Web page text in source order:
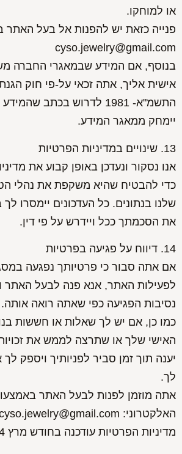
או למוחקו.
פנייה כזאת יש להפנות אל בעל האתר
cyso.jewelry@gmail.com
בנוסף, אם המידע שבמאגרי החברה
אישית אליך, אתה זכאי על-פי חוק
התשמ"א- 1981 לדרוש בכתב
יימחק ממאגר המידע.
13. שינויים במדיניות הפרטיות
אנו נסקור ונעדכן באופן קבוע את
כדי להבטיח שהיא משקפת את נהלי
שלנו בנתונים. כל העדכונים יימסרו לך
את הסכמתך ככל ויידרש על פי דין.
14. דיווח על פגיעה בפרטיות
אם אתה סבור כי פרטיותך נפגעה
לפעילות האתר, אנא פנה לבעל האתר
נסיבות הפגיעה כפי שאתה רואה אותה.
כמו כן, אם יש לך שאלות או חששות
האישי שלך או שתרצה לממש את
יענה תוך זמן סביר לפניותיך ויספק
לך.
אתה מוזמן לפנות לבעל האתר
האלקטרוני: cyso.jewelry@gmail.com
מדיניות הפרטיות עודכנה בחודש מרץ 2024